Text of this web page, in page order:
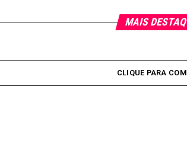
MAIS
CLIQUE PARA